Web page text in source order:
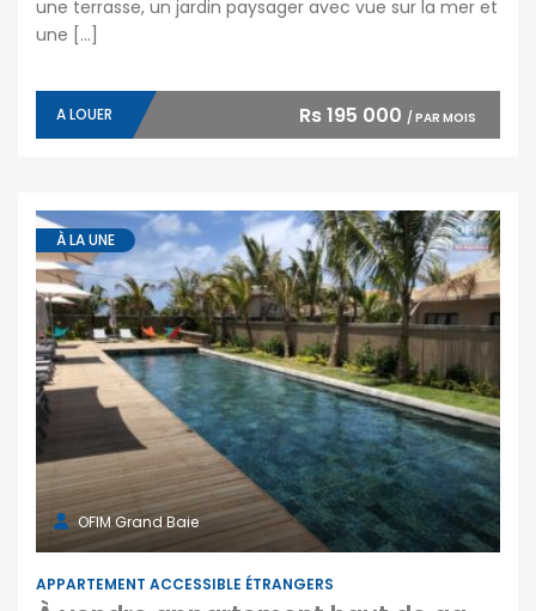
une terrasse, un jardin paysager avec vue sur la mer et
une […]
A LOUER Rs 195 000 / PAR MOIS
À LA UNE
OFIM Grand Baie
APPARTEMENT ACCESSIBLE ÉTRANGERS